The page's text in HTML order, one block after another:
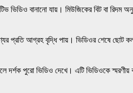
বানানো যায়। মিউজিকের বিট বা রিদম
প্রতি আগ্রহ বৃদ্ধি পায়। ভিডিওর শেষে
পুরো ভিডিও দেখে। এটি ভিডিওকে স্মরণীয়